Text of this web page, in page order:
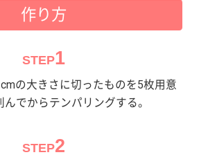
作り方
STEP1
の大きさに切ったものを5枚用意
でからテンパリングする。
STEP2